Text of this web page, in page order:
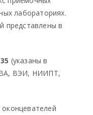
лабораториях.
представлены в
(указаны в
ВЭИ, НИИПТ,
оконцевателей